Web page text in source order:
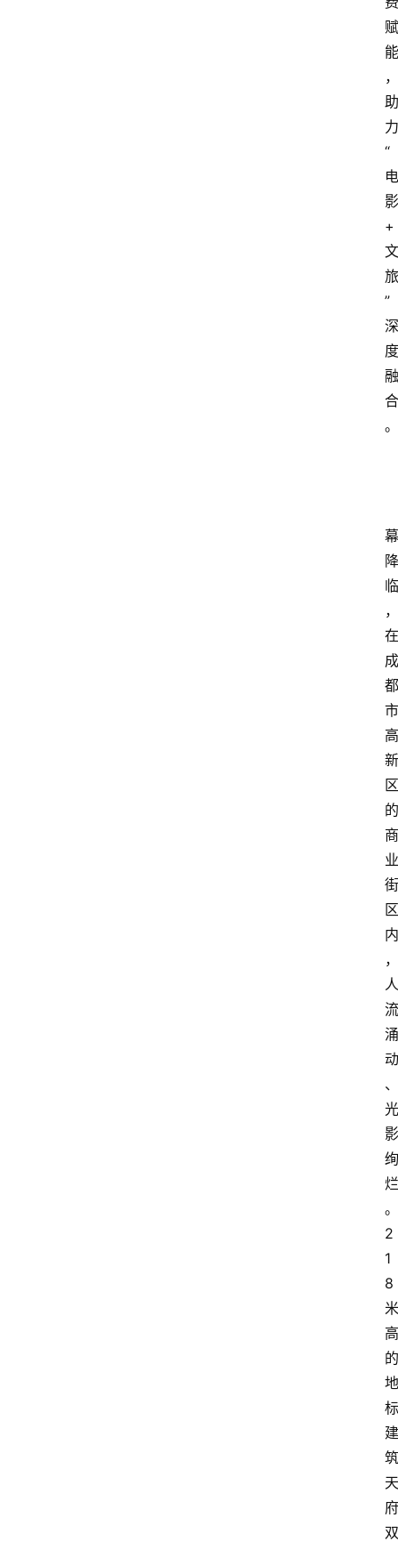
赋
能
，
助
力
“
电
影
+
文
旅
”
深
度
融
合
。
幕
降
临
，
在
成
都
市
高
新
区
的
商
业
街
区
内
，
人
流
涌
动
、
光
影
绚
烂
。
2
1
8
米
高
的
地
标
建
筑
天
府
双